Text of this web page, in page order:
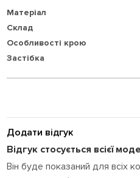
Матеріал
Склад
Особливості крою
Застібка
Додати відгук
Відгук стосується всієї
Він буде показаний для всіх